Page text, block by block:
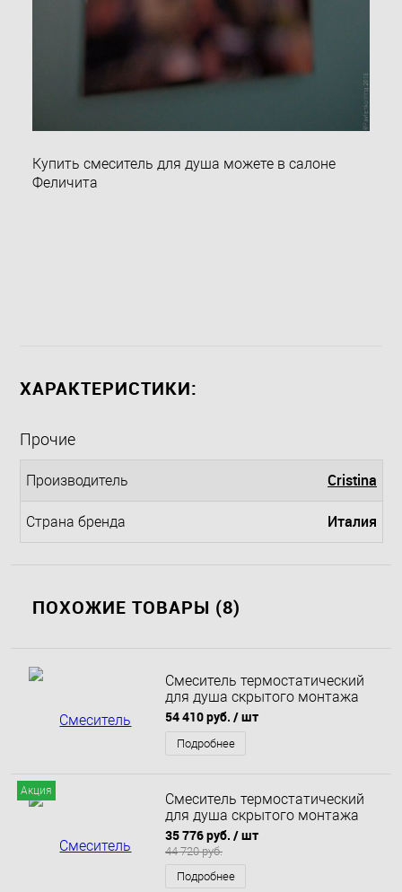
Купить смеситель для душа можете в салоне
Феличита
ХАРАКТЕРИСТИКИ:
Прочие
Производитель Cristina
Страна бренда Италия
ПОХОЖИЕ ТОВАРЫ (8)
Смеситель термостатический
для душа скрытого монтажа
Whitecross Y Y1236NIB
(брашированный никель)
54 410 руб. / шт
Подробнее
Акция
Смеситель термостатический
для душа скрытого монтажа
Whitecross Y Y1236GL (золото)
35 776 руб. / шт
44 720 руб.
Подробнее